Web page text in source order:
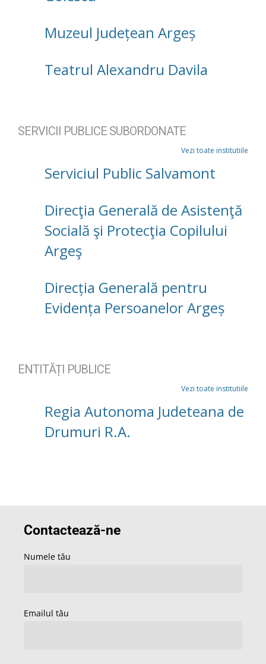
Muzeul Județean Argeș
Teatrul Alexandru Davila
SERVICII PUBLICE SUBORDONATE
Vezi toate institutiile
Serviciul Public Salvamont
Direcţia Generală de Asistenţă
Socială şi Protecţia Copilului
Argeş
Direcția Generală pentru
Evidența Persoanelor Argeș
ENTITĂȚI PUBLICE
Vezi toate institutiile
Regia Autonoma Judeteana de
Drumuri R.A.